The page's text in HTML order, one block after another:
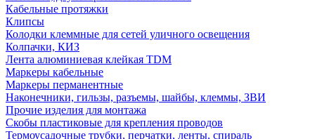
Кабельные протяжки
Клипсы
Колодки клеммные для сетей уличного освещения
Колпачки, КИЗ
Лента алюминиевая клейкая TDM
Маркеры кабельные
Маркеры перманентные
Наконечники, гильзы, разъемы, шайбы, клеммы, ЗВИ
Прочие изделия для монтажа
Скобы пластиковые для крепления проводов
Термоусадочные трубки, перчатки, ленты, спираль